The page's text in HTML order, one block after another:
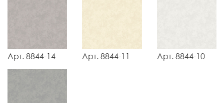
Арт. 8844-14 Арт. 8844-11 Арт. 8844-10